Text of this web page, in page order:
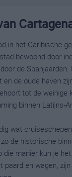
in het Caribische
bewoond door
de
de oude haven
tot de weinige
binnen Latijns-
wat
de historische
die manier kun je
paard en wagen,